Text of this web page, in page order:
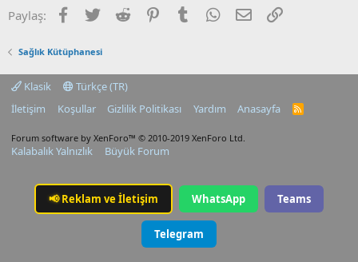
Paylaş: Facebook
TwitterReddit PinterestTumblrWhatsApp
E-postaLink
Sağlık Kütüphanesi
Klasik
Türkçe (TR)
İletişim
Koşullar Gizlilik Politikası Yardım Anasayfa
R
Forum software by XenForo™ © 2010-2019 XenForo Ltd.
Kalabalık Yalnızlık Büyük Forum
📢Reklam ve İletişim WhatsApp Teams
Telegram